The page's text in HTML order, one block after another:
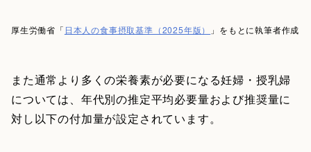
厚生労働省「 日本人の食事摂取基準（2025年版） 」をもとに執筆者作成
また通常より多くの栄養素が必要になる妊婦・授乳婦
については、年代別の推定平均必要量および推奨量に
対し以下の付加量が設定されています。